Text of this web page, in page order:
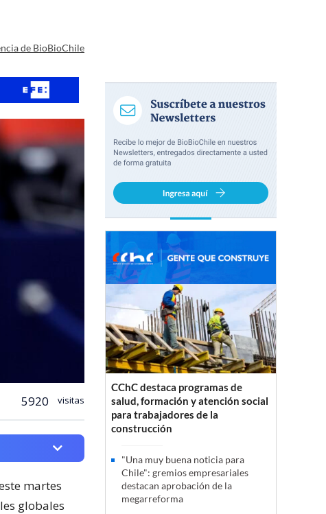
de BioBioChile
5920 visitas
martes
globales
CChC destaca programas de
salud, formación y atención social
para trabajadores de la
construcción
"Una muy buena noticia para
Chile": gremios empresariales
destacan aprobación de la
megarreforma